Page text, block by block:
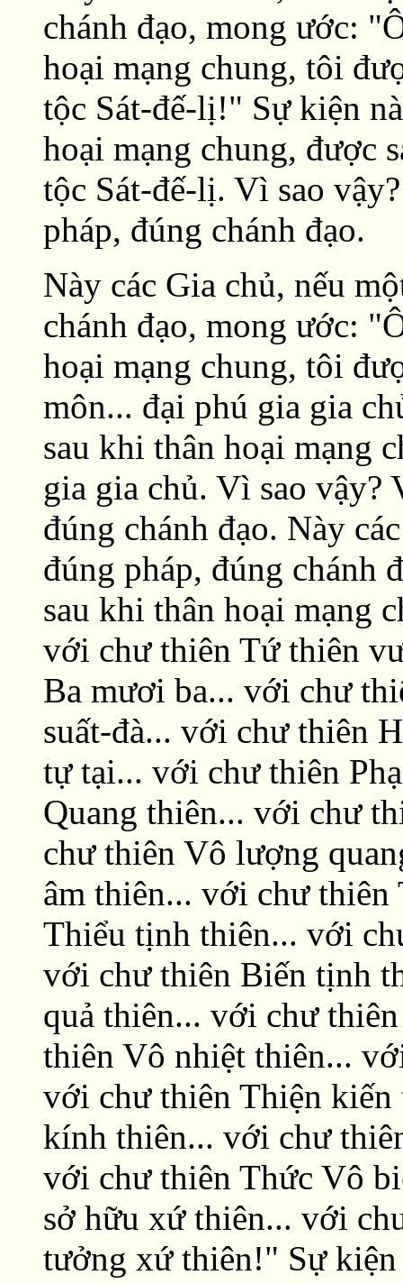
chánh đạo, mong ước:
hoại mạng chung, tôi
tộc Sát-đế-lị!" Sự kiện
hoại mạng chung, được
tộc Sát-đế-lị. Vì sao
pháp, đúng chánh đạo.
Này các Gia chủ, nếu
chánh đạo, mong ước:
hoại mạng chung, tôi
môn... đại phú gia gia
sau khi thân hoại mạng
gia gia chủ. Vì sao
đúng chánh đạo. Này
đúng pháp, đúng chánh
sau khi thân hoại mạng
với chư thiên Tứ thiên
Ba mươi ba... với chư
suất-đà... với chư thiên
tự tại... với chư thiên
Quang thiên... với chư
chư thiên Vô lượng
âm thiên... với chư
Thiểu tịnh thiên... với
với chư thiên Biến tịnh
quả thiên... với chư
thiên Vô nhiệt thiên...
với chư thiên Thiện
kính thiên... với chư
với chư thiên Thức Vô
sở hữu xứ thiên... với
tưởng xứ thiên!" Sự